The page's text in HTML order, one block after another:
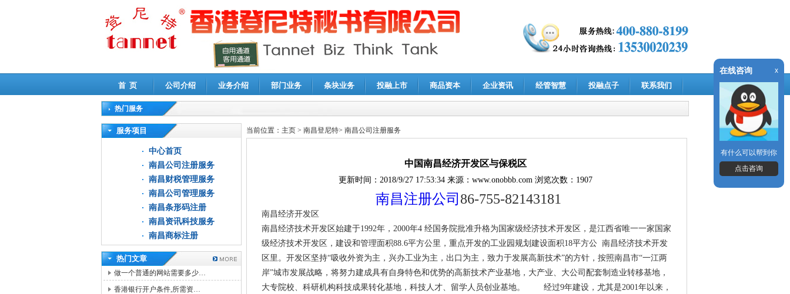
首 页 公司介绍 业务介绍 部门业务 条块业务 投融上市 商品资本 企业资讯 经管智慧 投融点子 联系我们
热门服务
高新技术企业认定审计|企业所得税汇算清缴申报鉴证
服务项目
中心首页
南昌公司注册服务
南昌财税管理服务
南昌公司管理服务
南昌条形码注册
南昌资讯科技服务
南昌商标注册
热门文章
做一个普通的网站需要多少…
香港银行开户条件,所需资…
当前位置： 主页 > 南昌登尼特> 南昌公司注册服务
中国南昌经济开发区与保税区
更新时间： 2018/9/27 17:53:34来源： www.onobbb.com浏览次数：1907
南昌注册公司 86-755-82143181
南昌经济开发区
南昌经济技术开发区始建于1992年，2000年4 经国务院批准升格为国家级经济技术开发区，是江西省唯一一家国家
级经济技术开发区，建设和管理面积88.6平方公里，重点开发的工业园规划建设面积18平方公 南昌经济技术开发
区里。开发区坚持“吸收外资为主，兴办工业为主，出口为主，致力于发展高新技术”的方针，按照南昌市“一江两
岸”城市发展战略，将努力建成具有自身特色和优势的高新技术产业基地，大产业、大公司配套制造业转移基地，
大专院校、科研机构科技成果转化基地，科技人才、留学人员创业基地。 经过9年建设，尤其是2001年以来，
在线咨询 x
有什么可以帮到你
点击咨询